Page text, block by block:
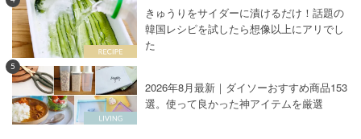
きゅうりをサイダーに漬けるだけ！話題の
韓国レシピを試したら想像以上にアリでし
た
5
2026年8月最新｜ダイソーおすすめ商品153
選。使って良かった神アイテムを厳選